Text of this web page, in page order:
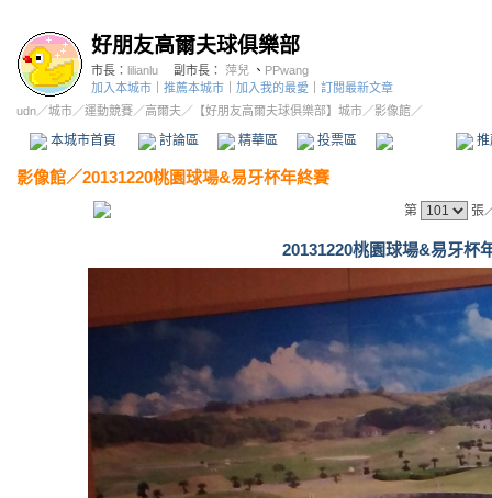
好朋友高爾夫球俱樂部
市長： lilianlu 副市長： 萍兒 、 PPwang
加入本城市
推薦本城市 加入我的最愛
訂閱最新文章
udn／城市／運動競賽／高爾夫／ 【好朋友高爾夫球俱樂部】城市／影像館／
本城市首頁 討論區 精華區 投票區 影像館
影像館／20131220桃園球場&易牙杯年終賽
第 張
20131220桃園球場&易牙杯